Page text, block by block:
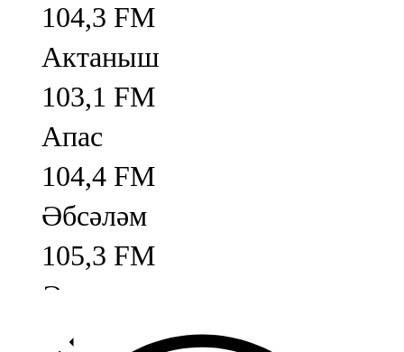
104,3 FM
Актаныш
103,1 FM
Апас
104,4 FM
Әбсәләм
105,3 FM
Әлмәт
92,9 FM